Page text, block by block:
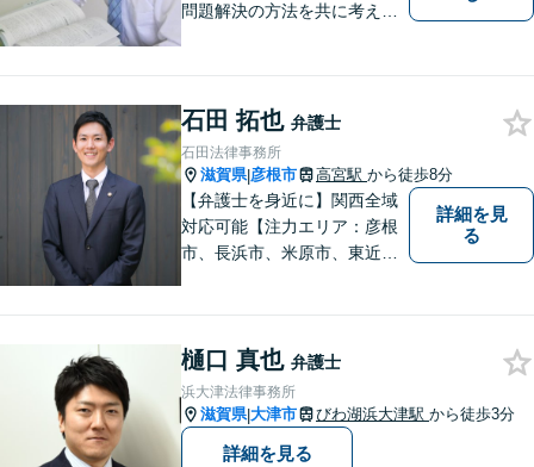
問題解決の方法を共に考える
ください。
石田 拓也 弁護士
石田法律事務所
滋賀県|彦根市 高宮駅 から徒歩8分
【弁護士を身近に】関西全域
対応可能【注力エリア：彦根
市、長浜市、米原市、東近江
まに、不安を和らげベストな
解決策を提供します「迅速丁
寧」【無料相談有・駐車場完
備】【英語対応可】
詳細を見
る
樋口 真也 弁護士
浜大津法律事務所
滋賀県|大津市 びわ湖浜大津駅 から徒歩3分
詳細を見る